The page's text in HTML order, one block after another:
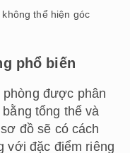
thể hiện góc
phổ biến
phòng được phân
tổng thể và
đồ sẽ có cách
với đặc điểm riêng